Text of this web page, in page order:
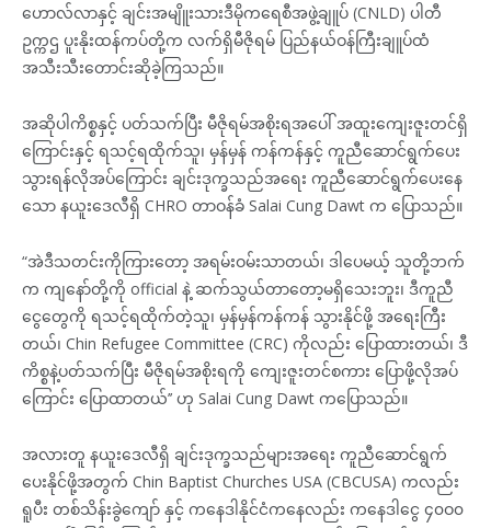
ဟောလ်လာနှင့် ချင်းအမျိူးသားဒီမိုကရေစီအဖွဲ့ချူပ် (CNLD) ပါတီ
ဥက္ကဌ ပူးနိုးထန်ကပ်တို့က လက်ရှိမီဇိုရမ် ပြည်နယ်ဝန်ကြီးချူပ်ထံ
အသီးသီးတောင်းဆိုခဲ့ကြသည်။
အဆိုပါကိစ္စနှင့် ပတ်သက်ပြီး မီဇိုရမ်အစိုးရအပေါ် အထူးကျေးဇူးတင်ရှိ
ကြောင်းနှင့် ရသင့်ရထိုက်သူ၊ မှန်မှန် ကန်ကန်နှင့် ကူညီဆောင်ရွက်ပေး
သွားရန်လိုအပ်ကြောင်း ချင်းဒုက္ခသည်အရေး ကူညီဆောင်ရွက်ပေးနေ
သော နယူးဒေလီရှိ CHRO တာဝန်ခံ Salai Cung Dawt က ပြောသည်။
“အဲဒီသတင်းကိုကြားတော့ အရမ်းဝမ်းသာတယ်၊ ဒါပေမယ့် သူတို့ဘက်
က ကျနော်တို့ကို official နဲ့ ဆက်သွယ်တာတော့မရှိသေးဘူး၊ ဒီကူညီ
ငွေတွေကို ရသင့်ရထိုက်တဲ့သူ၊ မှန်မှန်ကန်ကန် သွားနိုင်ဖို့ အရေးကြီး
တယ်၊ Chin Refugee Committee (CRC) ကိုလည်း ပြောထားတယ်၊ ဒီ
ကိစ္စနဲ့ပတ်သက်ပြီး မီဇိုရမ်အစိုးရကို ကျေးဇူးတင်စကား ပြောဖို့လိုအပ်
ကြောင်း ပြောထာတယ်’’ ဟု Salai Cung Dawt ကပြောသည်။
အလားတူ နယူးဒေလီရှိ ချင်းဒုက္ခသည်များအရေး ကူညီဆောင်ရွက်
ပေးနိုင်ဖို့အတွက် Chin Baptist Churches USA (CBCUSA) ကလည်း
ရူပီး တစ်သိန်းခွဲကျော် နှင့် ကနေဒါနိုင်ငံကနေလည်း ကနေဒါငွေ ၄၀ဝ၀